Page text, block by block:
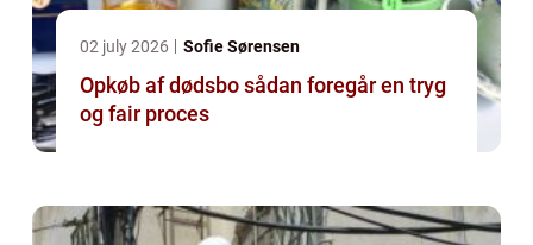
02 july 2026 Sofie Sørensen
Opkøb af dødsbo sådan foregår en tryg
og fair proces